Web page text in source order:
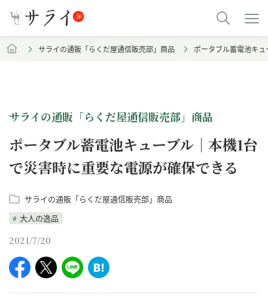
サライの通販「らくだ屋通信販売部」商品 ポータブル蓄電池キ
サライの通販「らくだ屋通信販売部」商品
ポータブル蓄電池キューブル｜本機1台
で災害時に重要な電源が確保できる
サライの通販「らくだ屋通信販売部」商品
大人の逸品
2021/7/20